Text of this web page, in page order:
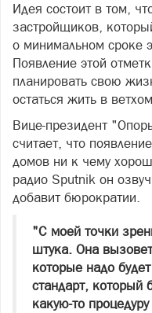
Идея состоит в том,
застройщиков,
о минимальном сроке
Появление этой
планировать свою
остаться жить в
Вице-президент
считает, что
домов ни к чему
радио Sputnik он
добавит бюрократии.
"С моей точки
штука. Она
которые надо
стандарт, который
какую-то